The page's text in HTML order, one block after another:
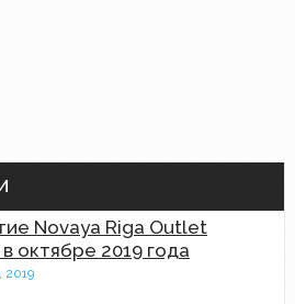
Novaya Riga Outlet
октябре 2019 года
2019